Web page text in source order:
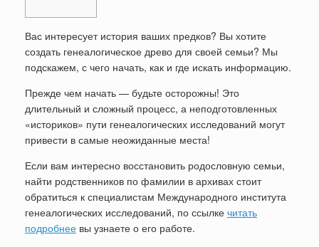
Вас интересует история ваших предков? Вы хотите
создать генеалогическое древо для своей семьи? Мы
подскажем, с чего начать, как и где искать информацию.
Прежде чем начать — будьте осторожны! Это
длительный и сложный процесс, а неподготовленных
«историков» пути генеалогических исследований могут
привести в самые неожиданные места!
Если вам интересно восстановить родословную семьи,
найти родственников по фамилии в архивах стоит
обратиться к специалистам Международного института
генеалогических исследований, по ссылке читать
подробнее вы узнаете о его работе.